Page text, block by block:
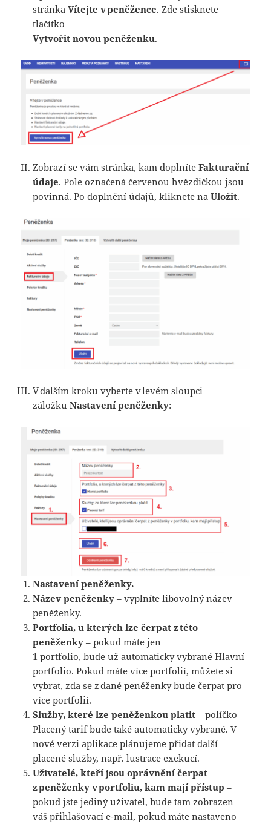
stránkaVítejte v peněžence. Zde stisknete
tlačítko
Vytvořit novou peněženku.
Zobrazí se vám stránka, kam doplníteFakturační
údaje. Pole označená červenou hvězdičkou jsou
povinná. Po doplnění údajů, kliknete naUložit.
V dalším kroku vyberte v levém sloupci
záložkuNastavení peněženky:
Nastavení peněženky.
Název peněženky – vyplníte libovolný název
peněženky.
Portfolia, u kterých lze čerpat z této
peněženky– pokud máte jen
1 portfolio, bude už automaticky vybrané Hlavní
portfolio. Pokud máte více portfolií, můžete si
vybrat, zda se z dané peněženky bude čerpat pro
více portfolií.
Služby, které lze peněženkou platit– políčko
Placený tarif bude také automaticky vybrané. V
nové verzi aplikace plánujeme přidat další
placené služby, např. lustrace exekucí.
Uživatelé, kteří jsou oprávnění čerpat
z peněženky v portfoliu, kam mají přístup –
pokud jste jediný uživatel, bude tam zobrazen
váš přihlašovací e-mail, pokud máte nastaveno